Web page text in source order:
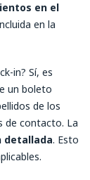
en el
en la
in? Sí, es
un boleto
de los
de contacto. La
detallada. Esto